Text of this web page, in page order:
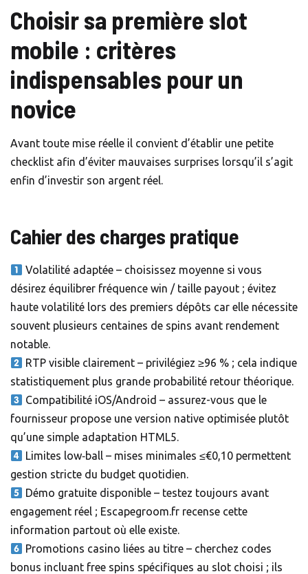
Choisir sa première slot
mobile : critères
indispensables pour un
novice
Avant toute mise réelle il convient d’établir une petite
checklist afin d’éviter mauvaises surprises lorsqu’il s’agit
enfin d’investir son argent réel.
Cahier des charges pratique
Volatilité adaptée – choisissez moyenne si vous
désirez équilibrer fréquence win / taille payout ; évitez
haute volatilité lors des premiers dépôts car elle nécessite
souvent plusieurs centaines de spins avant rendement
notable.
RTP visible clairement – privilégiez ≥96 % ; cela indique
statistiquement plus grande probabilité retour théorique.
Compatibilité iOS/Android – assurez-vous que le
fournisseur propose une version native optimisée plutôt
qu’une simple adaptation HTML5.
Limites low‑ball – mises minimales ≤€0,10 permettent
gestion stricte du budget quotidien.
Démo gratuite disponible – testez toujours avant
engagement réel ; Escapegroom.fr recense cette
information partout où elle existe.
Promotions casino liées au titre – cherchez codes
bonus incluant free spins spécifiques au slot choisi ; ils